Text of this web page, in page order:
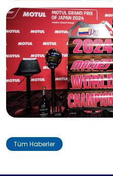
Tüm Haberler